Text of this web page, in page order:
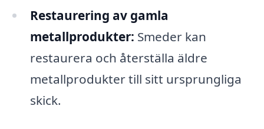
Restaurering av gamla
metallprodukter: Smeder kan
restaurera och återställa äldre
metallprodukter till sitt ursprungliga
skick.